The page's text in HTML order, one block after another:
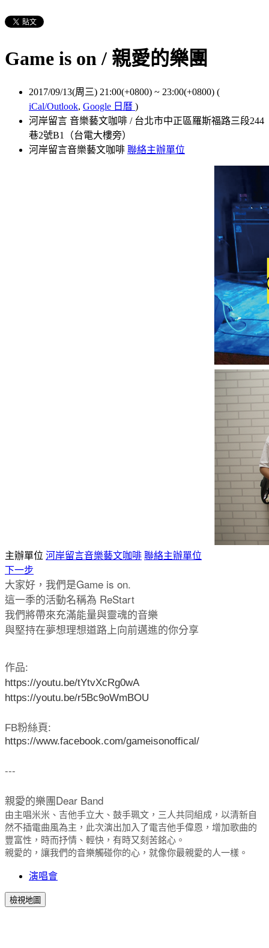
Game is on / 親愛的樂團
2017/09/13(周三) 21:00(+0800) ~ 23:00(+0800) (
iCal/Outlook, Google 日曆 )
河岸留言 音樂藝文咖啡 / 台北市中正區羅斯福路三段244
巷2號B1（台電大樓旁）
河岸留言音樂藝文咖啡 聯絡主辦單位
主辦單位 河岸留言音樂藝文咖啡 聯絡主辦單位
下一步
大家好，我們是Game is on.
這一季的活動名稱為 ReStart
我們將帶來充滿能量與靈魂的音樂
與堅持在夢想理想道路上向前邁進的你分享
作品:
https://youtu.be/tYtvXcRg0wA
https://youtu.be/r5Bc9oWmBOU
FB粉絲頁:
https://www.facebook.com/gameisonoffical/
---
親愛的樂團Dear Band
由主唱米米、吉他手立大、鼓手珮文，三人共同組成，以清新自
然不插電曲風為主，此次演出加入了電吉他手偉恩，增加歌曲的
豐富性，時而抒情、輕快，有時又刻苦銘心。
親愛的，讓我們的音樂觸碰你的心，就像你最親愛的人一樣。
演唱會
檢視地圖